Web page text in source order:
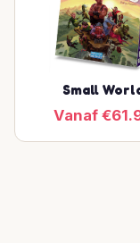
Small
Vanaf